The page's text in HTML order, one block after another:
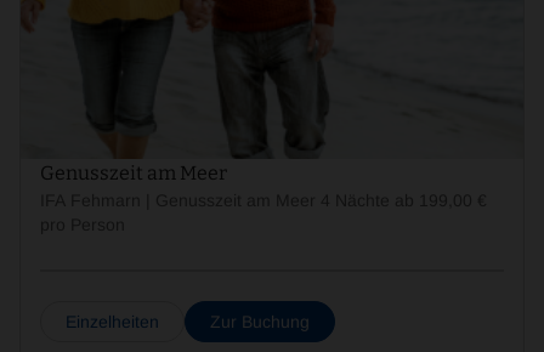
Genusszeit am Meer
Einzelheiten Zur Buchung